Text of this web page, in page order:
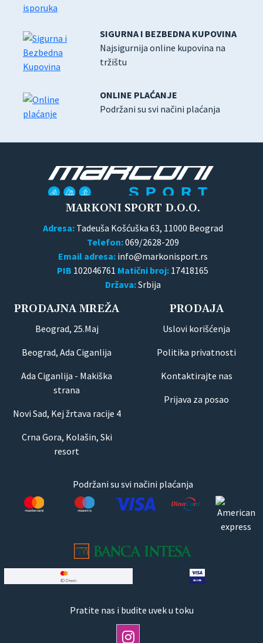
SIGURNA I BEZBEDNA KUPOVINA
Najsigurnija online kupovina na
tržištu
ONLINE PLAĆANJE
Podržani su svi načini plaćanja
MARKONI SPORT D.O.O.
Adresa:Tadeuša Košćuška 63, 11000 Beograd
Telefon:069/2628-209
Email adresa:
PIB 102046761 Matični broj: 17418165
Država:Srbija
PRODAJNA MREŽA
Beograd, 25.Maj
Beograd, Ada Ciganlija
Ada Ciganlija - Makiška
strana
Novi Sad, Kej žrtava racije 4
Crna Gora, Kolašin, Ski
resort
PRODAJA
Uslovi korišćenja
Politika privatnosti
Kontaktirajte nas
Prijava za posao
Podržani su svi načini plaćanja
Pratite nas i budite uvek u toku